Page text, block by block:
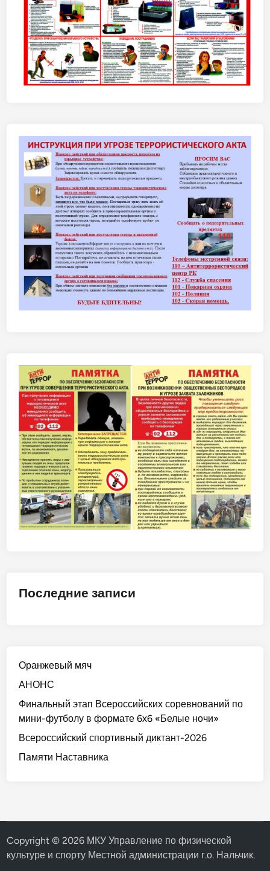
Последние записи
Оранжевый мяч
АНОНС
Финальный этап Всероссийских соревнований по
мини-футболу в формате 6х6 «Белые ночи»
Всероссийский спортивный диктант-2026
Памяти Наставника
Copyright © 2026 МКУ Управление по физической
культуре и спорту Местной администрации г.о. Нальчик.